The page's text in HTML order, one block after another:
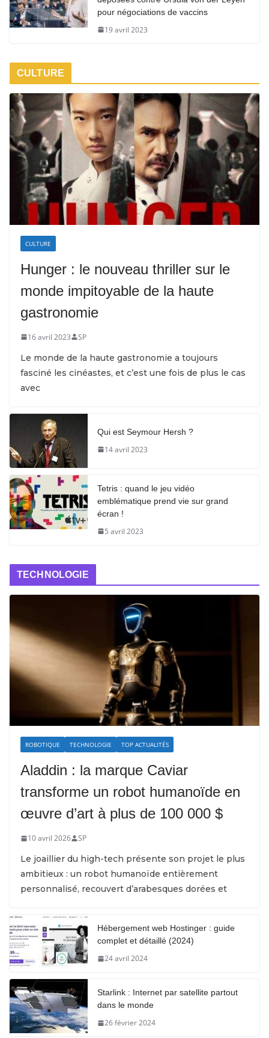
pour négociations de vaccins
19 avril 2023
CULTURE
CULTURE
Hunger : le nouveau thriller sur le
monde impitoyable de la haute
gastronomie
16 avril 2023 SP
Le monde de la haute gastronomie a toujours
fasciné les cinéastes, et c’est une fois de plus le cas
avec
Qui est Seymour Hersh ?
14 avril 2023
Tetris : quand le jeu vidéo
emblématique prend vie sur grand
écran !
5 avril 2023
TECHNOLOGIE
ROBOTIQUE TECHNOLOGIE TOP ACTUALITÉS
Aladdin : la marque Caviar
transforme un robot humanoïde en
œuvre d’art à plus de 100 000 $
10 avril 2026 SP
Le joaillier du high-tech présente son projet le plus
ambitieux : un robot humanoïde entièrement
personnalisé, recouvert d’arabesques dorées et
Hébergement web Hostinger : guide
complet et détaillé (2024)
24 avril 2024
Starlink : Internet par satellite partout
dans le monde
26 février 2024